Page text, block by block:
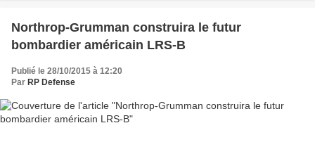
Northrop-Grumman construira le futur
bombardier américain LRS-B
Publié le 28/10/2015 à 12:20
Par RP Defense